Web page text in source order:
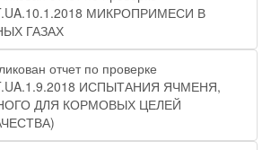
МИКРОПРИМЕСИ В
ГАЗАХ
отчет по проверке
ИСПЫТАНИЯ ЯЧМЕНЯ,
ДЛЯ КОРМОВЫХ ЦЕЛЕЙ